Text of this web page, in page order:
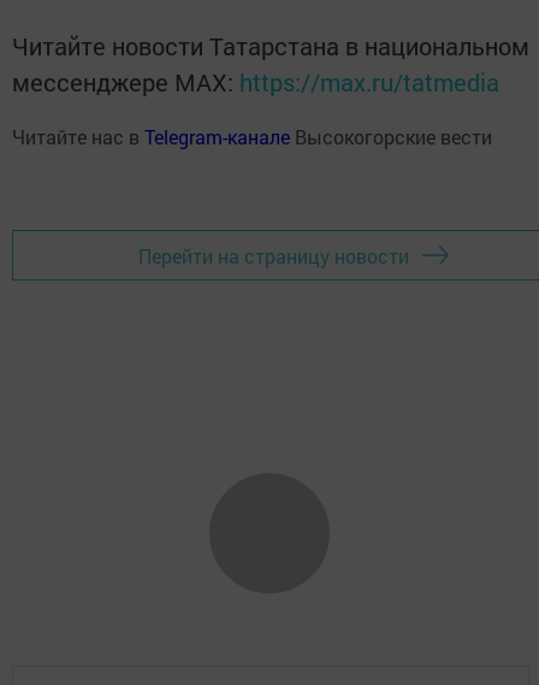
Читайте новости Татарстана в национальном
мессенджере MАХ: https://max.ru/tatmedia
Читайте нас в Telegram-канале Высокогорские вести
Перейти на страницу новости